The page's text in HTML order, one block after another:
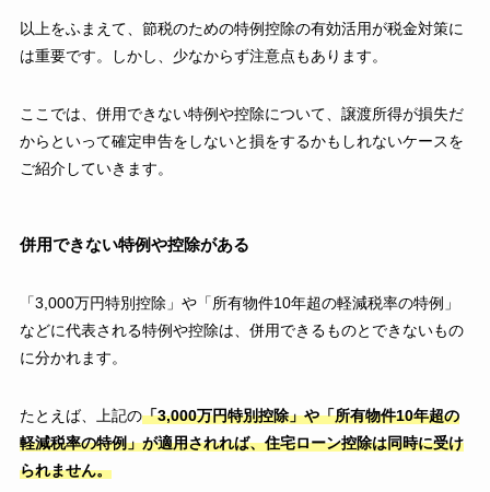
以上をふまえて、節税のための特例控除の有効活用が税金対策に
は重要です。しかし、少なからず注意点もあります。
ここでは、併用できない特例や控除について、譲渡所得が損失だ
からといって確定申告をしないと損をするかもしれないケースを
ご紹介していきます。
併用できない特例や控除がある
「3,000万円特別控除」や「所有物件10年超の軽減税率の特例」
などに代表される特例や控除は、併用できるものとできないもの
に分かれます。
たとえば、上記の「3,000万円特別控除」や「所有物件10年超の
軽減税率の特例」が適用されれば、住宅ローン控除は同時に受け
られません。